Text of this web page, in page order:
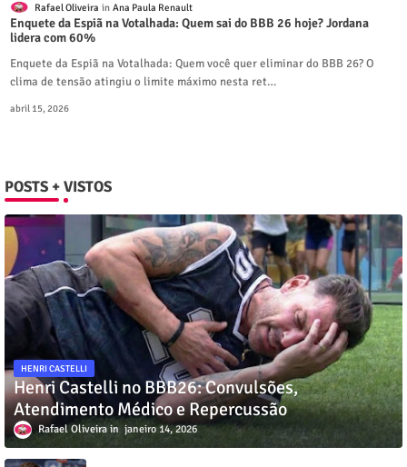
Rafael Oliveira Ana Paula Renault
Enquete da Espiã na Votalhada: Quem sai do BBB 26 hoje? Jordana
lidera com 60%
Enquete da Espiã na Votalhada: Quem você quer eliminar do BBB 26? O
clima de tensão atingiu o limite máximo nesta ret…
abril 15, 2026
POSTS + VISTOS
HENRI CASTELLI
Henri Castelli no BBB26: Convulsões,
Atendimento Médico e Repercussão
Rafael Oliveira janeiro 14, 2026